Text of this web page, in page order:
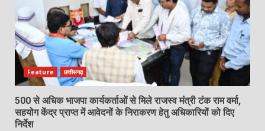
Feature छत्तीसगढ़
500 से अधिक भाजपा कार्यकर्ताओं से मिले राजस्व मंत्री टंक राम वर्मा,
सहयोग केंद्र प्राप्त में आवेदनों के निराकरण हेतु अधिकारियों को दिए
निर्देश